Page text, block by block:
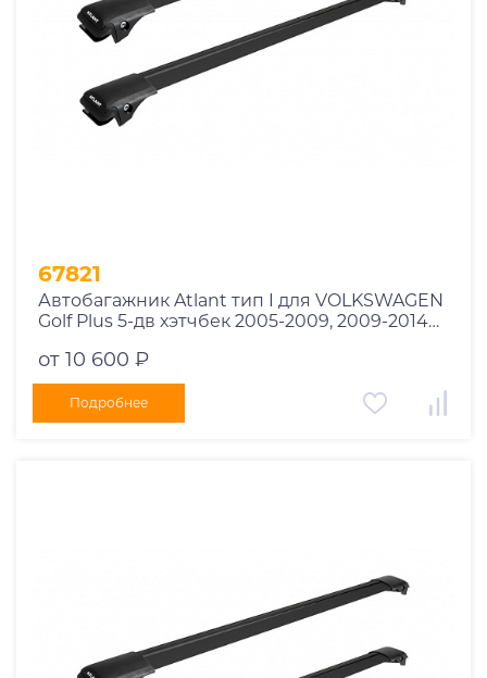
67821
Автобагажник Atlant тип I для VOLKSWAGEN
Golf Plus 5-дв хэтчбек 2005-2009, 2009-2014
10002+11114+11118
от 10 600 ₽
Подробнее